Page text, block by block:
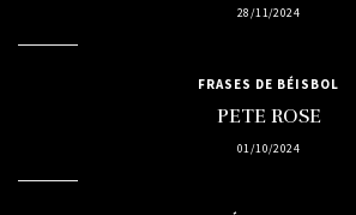
28/11/2024
FRASES DE BÉISBOL
PETE ROSE
01/10/2024